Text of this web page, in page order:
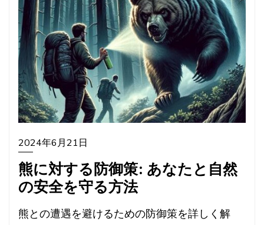
2024年6月21日
熊に対する防御策: あなたと自然
の安全を守る方法
熊との遭遇を避けるための防御策を詳しく解